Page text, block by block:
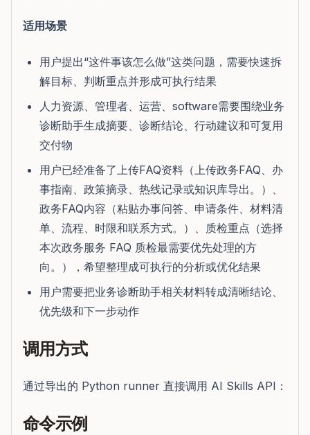
适用场景
用户提出“这件事该怎么做”这类问题，需要快速拆
解目标、判断重点并形成可执行结果
人力资源、管理者、运营、software需要围绕业务
诊断助手生成摘要、诊断结论、行动建议和可复用
交付物
用户已经准备了上传FAQ资料（上传政务FAQ、办
事指南、政策摘录、热线记录或知识库导出。）、
政务FAQ内容（粘贴办事问答、申请条件、材料清
单、流程、时限和联系方式。）、质检重点（选择
本次政务服务 FAQ 质检最需要优先处理的方
向。），希望整理成可执行的分析或优化结果
用户需要把业务诊断助手相关材料转成清晰结论、
优先级和下一步动作
调用方式
通过导出的 Python runner 直接调用 AI Skills API：
命令示例